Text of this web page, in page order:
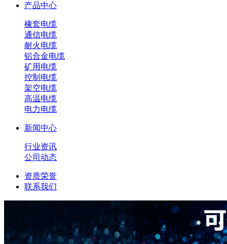
产品中心
橡套电缆
通信电缆
耐火电缆
铝合金电缆
矿用电缆
控制电缆
架空电缆
高温电缆
电力电缆
新闻中心
行业资讯
公司动态
资质荣誉
联系我们